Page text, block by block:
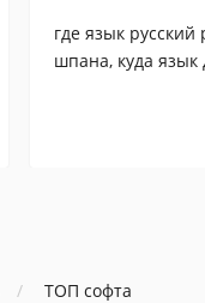
где язык русский
шпана, куда язык
ТОП софта